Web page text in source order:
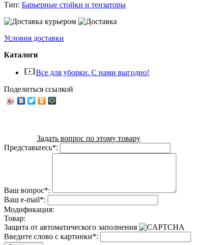
Тип: Барьерные стойки и тензаторы
Условия доставки
Каталоги
Все для уборки. С нами выгодно!
Поделиться ссылкой
Задать вопрос по этому товару
Представьтесь*:
Ваш вопрос*:
Ваш e-mail*:
Модификация:
Товар:
Защита от автоматического заполнения
Введите слово с картинки*: